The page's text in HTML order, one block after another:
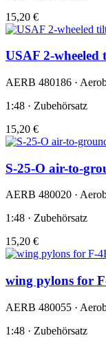
15,20 €
USAF 2-wheeled
AERB 480186 ·
1:48 · Zubehörsatz
15,20 €
S-25-O air-to-
AERB 480020 ·
1:48 · Zubehörsatz
15,20 €
wing pylons for
AERB 480055 ·
1:48 · Zubehörsatz